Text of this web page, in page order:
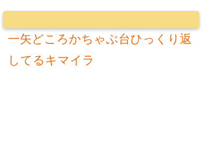
一矢どころかちゃぶ台ひっくり返
してるキマイラ